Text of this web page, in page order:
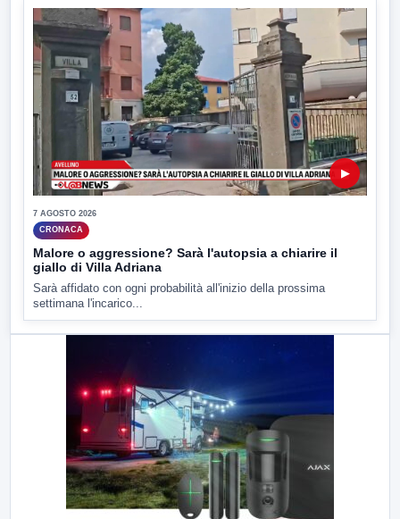
▶
7 AGOSTO 2026
CRONACA
Malore o aggressione? Sarà l'autopsia a chiarire il
giallo di Villa Adriana
Sarà affidato con ogni probabilità all'inizio della prossima
settimana l'incarico...